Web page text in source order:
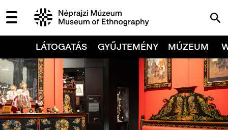
LÁTOGATÁS GYŰJTEMÉNY MÚZEUM